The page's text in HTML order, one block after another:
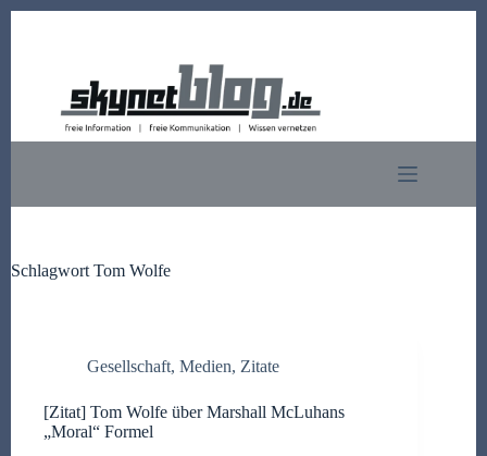
Schlagwort Tom Wolfe
Gesellschaft, Medien, Zitate
[Zitat] Tom Wolfe über Marshall McLuhans
„Moral“ Formel